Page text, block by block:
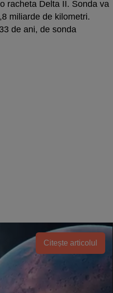
racheta Delta II. Sonda va
miliarde de kilometri.
de ani, de sonda
Citește articolul